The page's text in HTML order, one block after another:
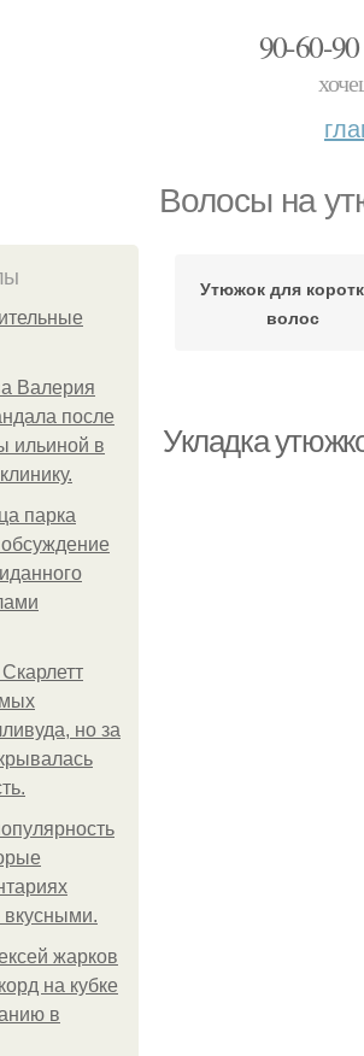
90-60-
Волосы на
Валерия
после
ильиной в
парка
но за
жарков
на кубке
в
Утюжок для
волос
Укладка